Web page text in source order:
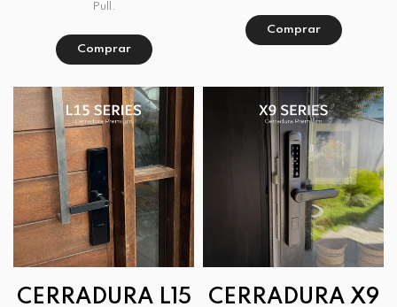
Pull.
Comprar
Comprar
CERRADURA L15
CERRADURA X9